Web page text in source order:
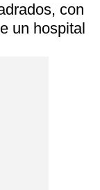
con
un hospital